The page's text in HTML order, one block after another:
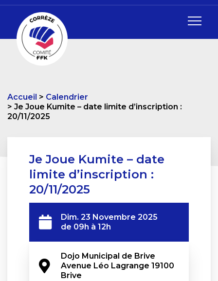
Accueil
Calendrier
Je Joue Kumite – date limite d’inscription :
20/11/2025
Je Joue Kumite – date
limite d’inscription :
20/11/2025
Dim. 23 Novembre 2025
de 09h à 12h
Dojo Municipal de Brive
Avenue Léo Lagrange 19100
Brive